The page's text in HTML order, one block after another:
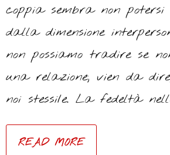
coppia sembra non potersi
dalla dimensione
non possiamo tradire se
una relazione; vien da
noi stessi/e. La fedeltà
READ MORE